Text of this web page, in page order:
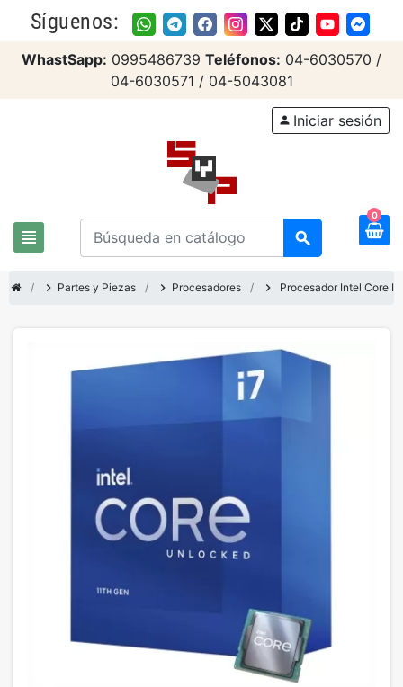
Síguenos:
WhastSapp: 0995486739 Teléfonos: 04-6030570 /
04-6030571 / 04-5043081
view_headline search
person Iniciar sesión
0
chevron_right Partes y Piezas chevron_right Procesadores chevron_right Procesador Intel Core